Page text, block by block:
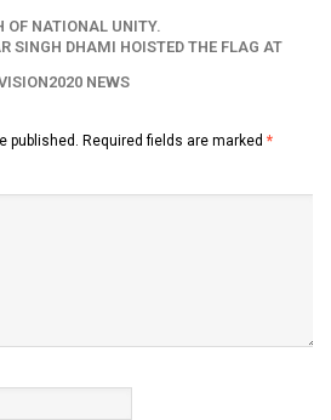
OF NATIONAL UNITY.
SINGH DHAMI HOISTED THE FLAG AT
NEWS
published. Required fields are marked *